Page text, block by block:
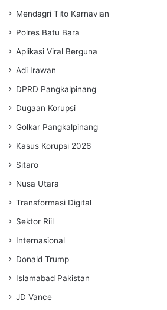
Mendagri Tito Karnavian
Polres Batu Bara
Aplikasi Viral Berguna
Adi Irawan
DPRD Pangkalpinang
Dugaan Korupsi
Golkar Pangkalpinang
Kasus Korupsi 2026
Sitaro
Nusa Utara
Transformasi Digital
Sektor Riil
Internasional
Donald Trump
Islamabad Pakistan
JD Vance